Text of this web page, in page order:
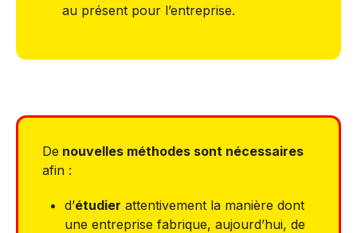
au présent pour l’entreprise.
De nouvelles méthodes sont nécessaires
afin :
d’étudier attentivement la manière dont
une entreprise fabrique, aujourd’hui, de